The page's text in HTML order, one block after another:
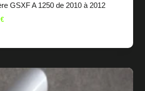
GSXF A 1250 de 2010 à 2012
€